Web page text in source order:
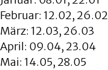
Februar: 12.02, 26.02
März: 12.03, 26.03
April: 09.04, 23.04
Mai: 14.05, 28.05